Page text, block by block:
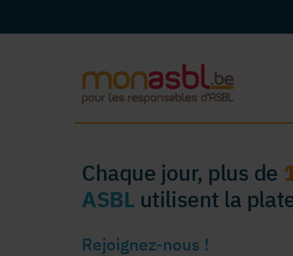
Chaque jour, plus de
ASBL utilisent la
Rejoignez-nous !